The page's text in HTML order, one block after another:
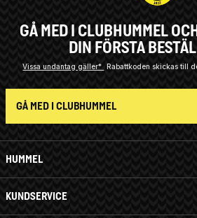
HUMMEL
KUNDSERVICE
GÅ MED I CLUBHUMMEL
DIN FÖRSTA
Vissa undantag gäller* Rabattkoden skickas till
GÅ MED I CLUBHUMMEL